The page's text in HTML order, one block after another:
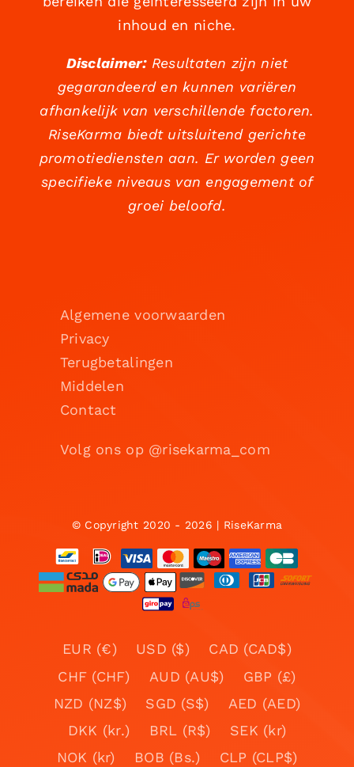
inhoud en niche.
Disclaimer:Resultaten zijn niet
gegarandeerd en kunnen variëren
afhankelijk van verschillende factoren.
RiseKarma biedt uitsluitend gerichte
promotiediensten aan. Er worden geen
specifieke niveaus van engagement of
groei beloofd.
Algemene voorwaarden
Privacy
Terugbetalingen
Middelen
Contact
Volg ons op @risekarma_com
© Copyright 2020 - 2026 | RiseKarma
EUR (€) USD ($)
CAD (CAD$)
CHF (CHF)
AUD (AU$)
GBP (£)
NZD (NZ$)
SGD (S$)
AED (AED)
DKK (kr.)
BRL (R$)
SEK (kr)
NOK (kr)
BOB (Bs.)
CLP (CLP$)